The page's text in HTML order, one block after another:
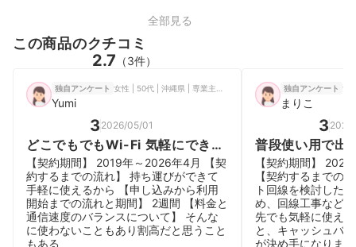
全部見る
この商品のクチコミ
2.7 （3件）
独自アンケート
Yumi
3 2026/05/01
どこでもでもWi-Fi 気軽にでき
る！
【契約期間】 2019年～2026年4月 【契
約するまでの流れ】 持ち運びができて
手軽に使えるから 【申し込みから利用
開始までの流れと期間】 2週間 【料金と
通信速度のバランスについて】 そんな
に使わないこともあり割高だと思うこと
もある
独自アンケート
まりこ
3
普段使い用で出
たい方にはおす
【契約期間】
【契約するまでの
ト回線を検討した
め、回線工事など
先でも気軽に使え
と、キャッシュバ
が決め手になりま